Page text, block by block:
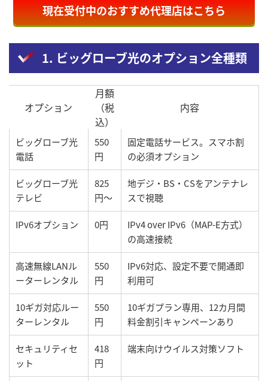
現在受付中のおすすめ代理店はこちら
1. ビッグローブ光のオプション全種類
オプション
月額
（税
込）
内容
ビッグローブ光
電話
550
円
固定電話サービス。スマホ割
の必須オプション
ビッグローブ光
テレビ
825
円〜
地デジ・BS・CSをアンテナレ
スで視聴
IPv6オプション 0円
IPv4 over IPv6（MAP-E方式）
の高速接続
高速無線LANル
ーターレンタル
550
円
IPv6対応、設定不要で開通即
利用可
10ギガ対応ルー
ターレンタル
550
円
10ギガプラン専用、12カ月間
料金割引キャンペーンあり
セキュリティセ
ット
418
円
端末向けウイルス対策ソフト